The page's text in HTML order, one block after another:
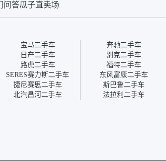
从个人
心的额外价值。虽然我砍过
为瓜子有质保，车子出小毛
病维修更有保障。”
问答瓜子直卖场
宝马二手车
奔驰二手车
日产二手车
别克二手车
路虎二手车
福特二手车
SERES赛力斯二手车
东风富康二手车
捷尼赛思二手车
斯巴鲁二手车
北汽昌河二手车 法拉利二手车